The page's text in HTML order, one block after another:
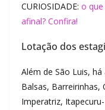
CURIOSIDADE: o
afinal? Confira!
Lotação dos
Além de São Luis,
Balsas, Barreirinhas,
Imperatriz,